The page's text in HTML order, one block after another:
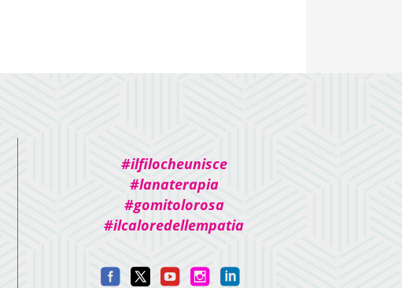
#ilfilocheunisce
#lanaterapia
#gomitolorosa
#ilcaloredellempatia